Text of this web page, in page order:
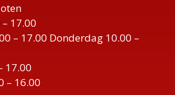
17.00
– 17.00 Donderdag 10.00 –
17.00
– 16.00